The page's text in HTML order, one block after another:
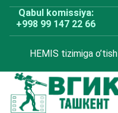
Skip
content
Qabul komissiya:
+998 99 147 22 66
HEMIS tizimiga o’tish